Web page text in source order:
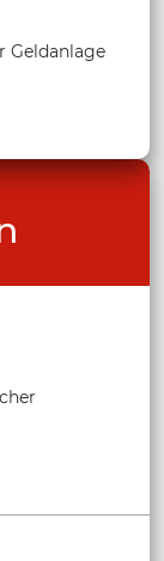
Geldanlage